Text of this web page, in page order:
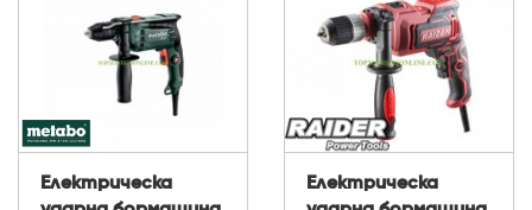
Електрическа
Електрическа